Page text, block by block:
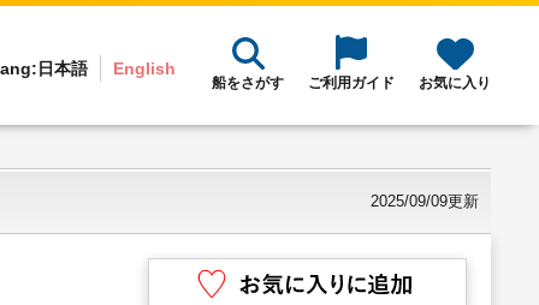
日本語 English
船をさがす ご利用ガイド お気に入り
2025/09/09更新